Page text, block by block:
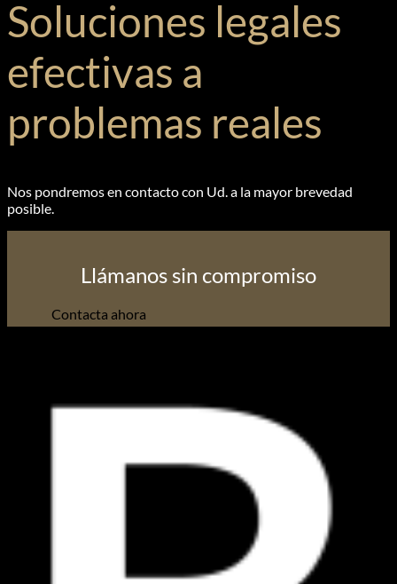
Soluciones legales
efectivas a
problemas reales
Nos pondremos en contacto con Ud. a la mayor brevedad
posible.
Llámanos sin compromiso
Contacta ahora